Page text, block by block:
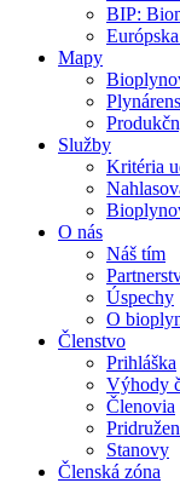
BIP:
Mapy
Služby
Kritéria
O nás
Náš tím
Úspechy
O
Členstvo
Prihláška
Výhody
Členovia
Stanovy
Členská zóna